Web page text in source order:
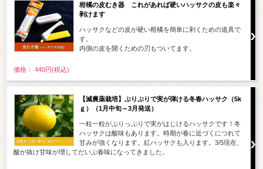
柑橘の皮むき器 これがあれば硬いハッサクの皮も楽々
剥けます
ハッサクなどの皮が硬い柑橘を簡単に剥くための道具で
す。
内側の皮を開くための刃もついてます。
価格： 440円(税込)
【減農薬栽培】ぷりぷりで実が弾ける冬春ハッサク（5k
ｇ）（1月中旬～3月発送）
一粒一粒がぷりっぷりで実がはじけるハッサクです！冬
ハッサクは酸味もあります。時期が春に近づくにつれて
甘みが強くなります。紅ハッサクも入ります。3/5現在、
酸が抜け甘味が増してだいぶ春味になってきました。